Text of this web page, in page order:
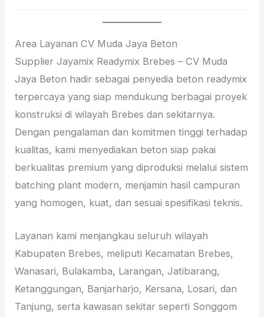
Area Layanan CV Muda Jaya Beton
Supplier Jayamix Readymix Brebes – CV Muda
Jaya Beton hadir sebagai penyedia beton readymix
terpercaya yang siap mendukung berbagai proyek
konstruksi di wilayah Brebes dan sekitarnya.
Dengan pengalaman dan komitmen tinggi terhadap
kualitas, kami menyediakan beton siap pakai
berkualitas premium yang diproduksi melalui sistem
batching plant modern, menjamin hasil campuran
yang homogen, kuat, dan sesuai spesifikasi teknis.
Layanan kami menjangkau seluruh wilayah
Kabupaten Brebes, meliputi Kecamatan Brebes,
Wanasari, Bulakamba, Larangan, Jatibarang,
Ketanggungan, Banjarharjo, Kersana, Losari, dan
Tanjung, serta kawasan sekitar seperti Songgom